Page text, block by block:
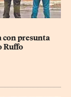
con presunta
Ruffo